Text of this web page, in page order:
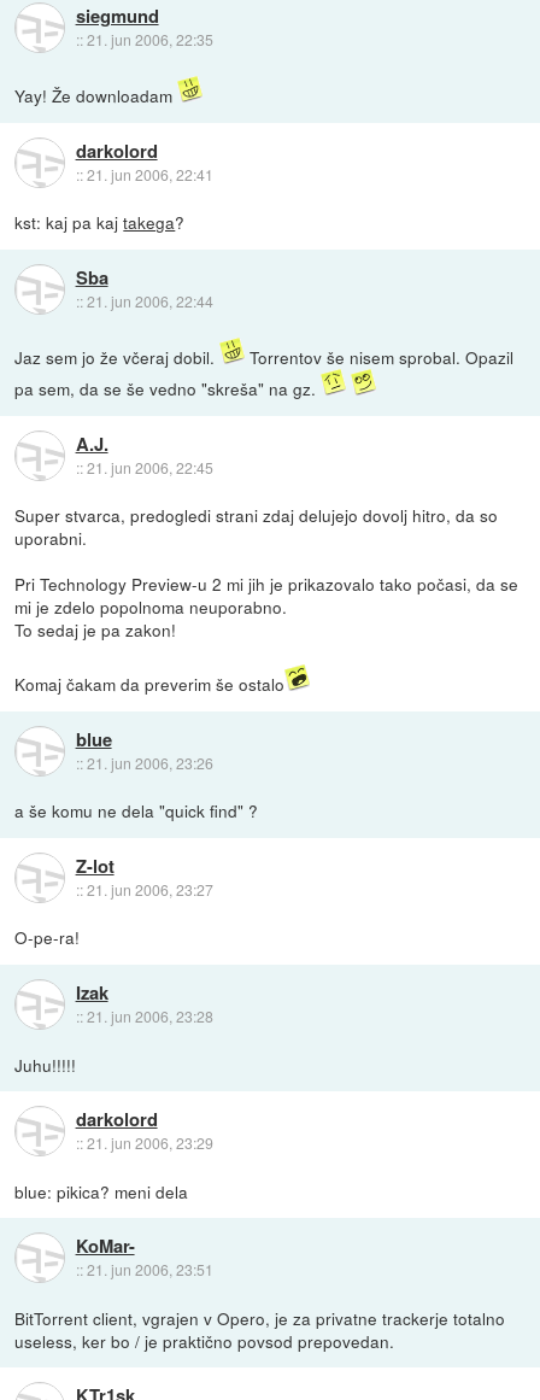
siegmund
::21. jun 2006, 22:35
Yay! Že downloadam
darkolord
::21. jun 2006, 22:41
kst: kaj pa kajtakega?
Sba
::21. jun 2006, 22:44
Jaz sem jo že včeraj dobil.
Torrentov še nisem sprobal. Opazil
pa sem, da se še vedno "skreša" na gz.
A.J.
::21. jun 2006, 22:45
Super stvarca, predogledi strani zdaj delujejo dovolj hitro, da so
uporabni.
Pri Technology Preview-u 2 mi jih je prikazovalo tako počasi, da se
mi je zdelo popolnoma neuporabno.
To sedaj je pa zakon!
Komaj čakam da preverim še ostalo
blue
::21. jun 2006, 23:26
a še komu ne dela "quick find" ?
Z-lot
::21. jun 2006, 23:27
O-pe-ra!
Izak
::21. jun 2006, 23:28
Juhu!!!!!
darkolord
::21. jun 2006, 23:29
blue: pikica? meni dela
KoMar-
::21. jun 2006, 23:51
BitTorrent client, vgrajen v Opero, je za privatne trackerje totalno
useless, ker bo / je praktično povsod prepovedan.